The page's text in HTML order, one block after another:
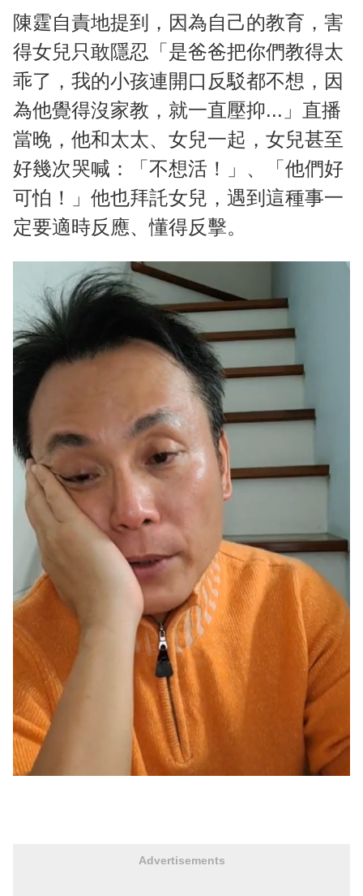
陳霆自責地提到，因為自己的教育，害
得女兒只敢隱忍「是爸爸把你們教得太
乖了，我的小孩連開口反駁都不想，因
為他覺得沒家教，就一直壓抑...」直播
當晚，他和太太、女兒一起，女兒甚至
好幾次哭喊：「不想活！」、「他們好
可怕！」他也拜託女兒，遇到這種事一
定要適時反應、懂得反擊。
Advertisements